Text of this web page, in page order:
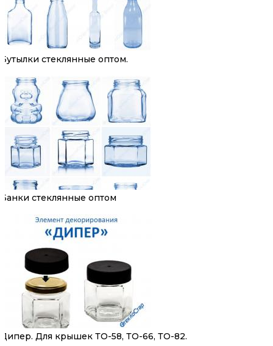
Бутылки стеклянные оптом.
Банки стеклянные оптом
Дипер. Для крышек ТО-58, ТО-66, ТО-82.